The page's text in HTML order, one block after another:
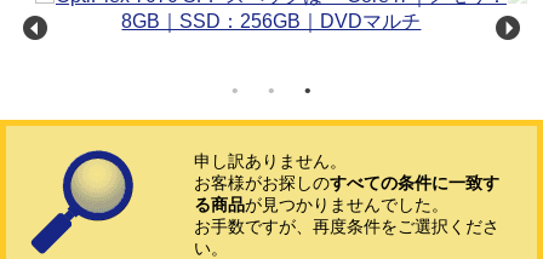
申し訳ありません。
お客様がお探しのすべての条件に一致す
る商品が見つかりませんでした。
お手数ですが、再度条件をご選択くださ
い。